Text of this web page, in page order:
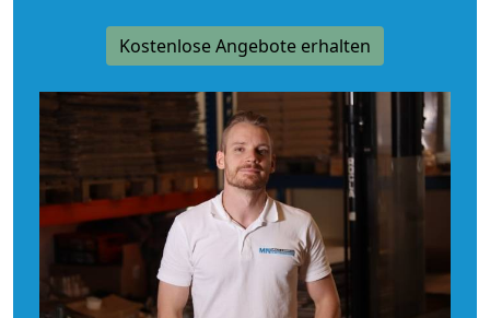
Kostenlose Angebote erhalten